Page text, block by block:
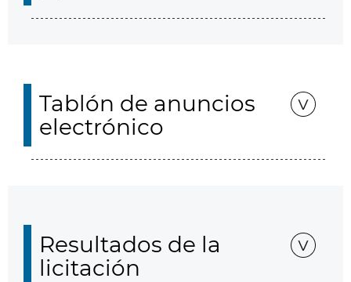
Tablón de anuncios
electrónico
Resultados de la
licitación